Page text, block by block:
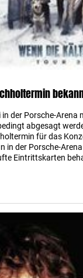
der Porsche-Arena
abgesagt
für das
in der Porsche-
Eintrittskarten